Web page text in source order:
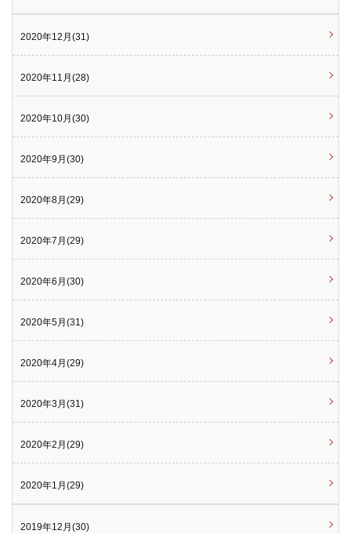
2020年12月(31)
2020年11月(28)
2020年10月(30)
2020年9月(30)
2020年8月(29)
2020年7月(29)
2020年6月(30)
2020年5月(31)
2020年4月(29)
2020年3月(31)
2020年2月(29)
2020年1月(29)
2019年12月(30)